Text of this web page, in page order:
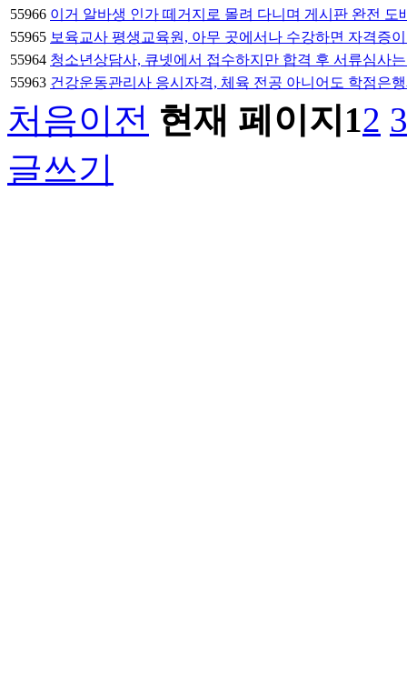
55966 이거 알바생 인가 떼거지로 몰려 다니며 게시판 완전 도
55965 보육교사 평생교육원, 아무 곳에서나 수강하면 자격증
55964 청소년상담사, 큐넷에서 접수하지만 합격 후 서류심사
55963 건강운동관리사 응시자격, 체육 전공 아니어도 학점은
처음이전 현재 페이지12 3
글쓰기